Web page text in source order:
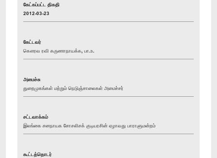
கேட்கப்பட்ட திகதி
2012-03-23
கேட்டவர்
கௌரவ ரவி கருணாநாயக்க, பா.உ.
அமைச்சு
துறைமுகங்கள் மற்றும் நெடுஞ்சாலைகள் அமைச்சர்
சட்டவாக்கம்
இலங்கை சனநாயக சோசலிசக் குடியரசின் ஏழாவது பாராளுமன்றம்
கூட்டத்தொடர்